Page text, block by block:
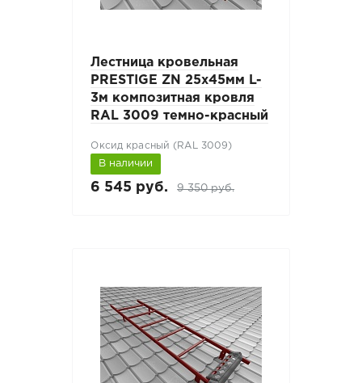
Лестница кровельная
PRESTIGE ZN 25x45мм L-
3м композитная кровля
RAL 3009 темно-красный
Оксид красный (RAL 3009)
В наличии
6 545 руб. 9 350 руб.